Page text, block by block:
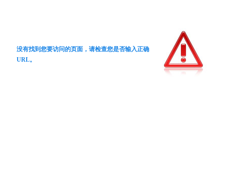
没有找到您要访问的页面，请检查您是否输入正确
URL。